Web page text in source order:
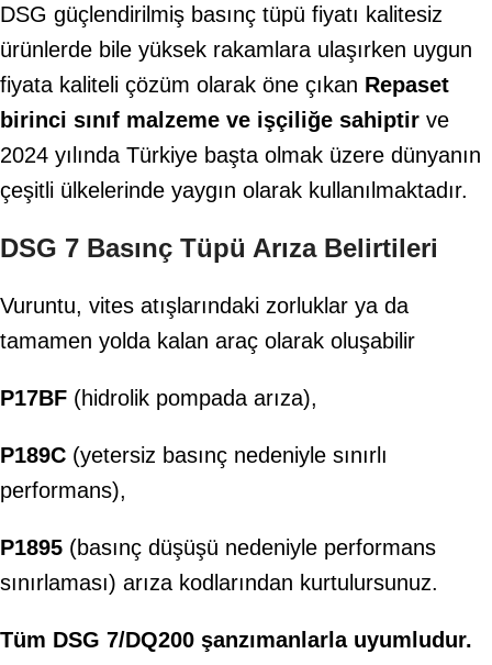
DSG güçlendirilmiş basınç tüpü fiyatı kalitesiz
ürünlerde bile yüksek rakamlara ulaşırken uygun
fiyata kaliteli çözüm olarak öne çıkan Repaset
birinci sınıf malzeme ve işçiliğe sahiptir ve
2024 yılında Türkiye başta olmak üzere dünyanın
çeşitli ülkelerinde yaygın olarak kullanılmaktadır.
DSG 7 Basınç Tüpü Arıza Belirtileri
Vuruntu, vites atışlarındaki zorluklar ya da
tamamen yolda kalan araç olarak oluşabilir
P17BF (hidrolik pompada arıza),
P189C (yetersiz basınç nedeniyle sınırlı
performans),
P1895 (basınç düşüşü nedeniyle performans
sınırlaması) arıza kodlarından kurtulursunuz.
Tüm DSG 7/DQ200 şanzımanlarla uyumludur.